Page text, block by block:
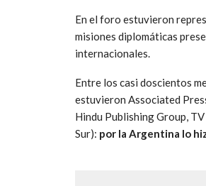
En el foro estuvieron
misiones diplomáticas
internacionales.
Entre los casi doscientos
estuvieron Associated
Hindu Publishing Group,
Sur): por la Argentina lo